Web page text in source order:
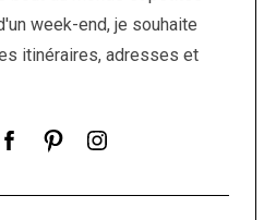
week-end, je souhaite
itinéraires, adresses et